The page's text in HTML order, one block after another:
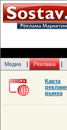
Медиа Реклама
Карта
рынка